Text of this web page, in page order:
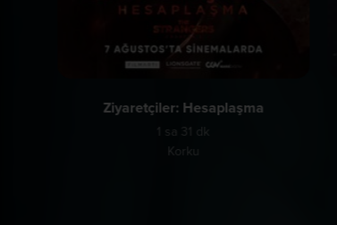
Ziyaretçiler: Hesaplaşma
1 sa 31 dk
Korku